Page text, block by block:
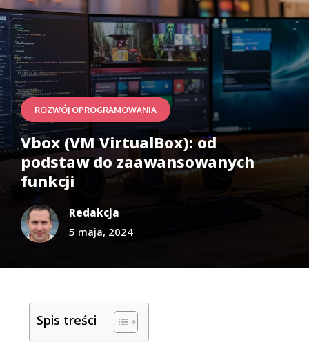
ROZWÓJ OPROGRAMOWANIA
Vbox (VM VirtualBox): od
podstaw do zaawansowanych
funkcji
Redakcja
5 maja, 2024
Spis treści